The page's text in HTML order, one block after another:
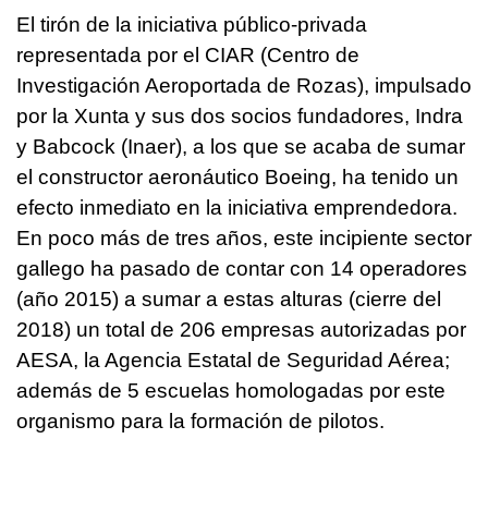
El tirón de la iniciativa público-privada
representada por el CIAR (Centro de
Investigación Aeroportada de Rozas), impulsado
por la Xunta y sus dos socios fundadores, Indra
y Babcock (Inaer), a los que se acaba de sumar
el constructor aeronáutico Boeing, ha tenido un
efecto inmediato en la iniciativa emprendedora.
En poco más de tres años, este incipiente sector
gallego ha pasado de contar con 14 operadores
(año 2015) a sumar a estas alturas (cierre del
2018) un total de 206 empresas autorizadas por
AESA, la Agencia Estatal de Seguridad Aérea;
además de 5 escuelas homologadas por este
organismo para la formación de pilotos.